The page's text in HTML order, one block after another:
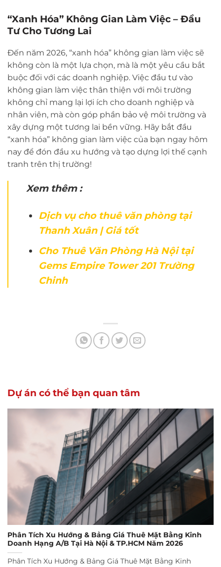
“Xanh Hóa” Không Gian Làm Việc – Đầu
Tư Cho Tương Lai
Đến năm 2026, “xanh hóa” không gian làm việc sẽ
không còn là một lựa chọn, mà là một yêu cầu bắt
buộc đối với các doanh nghiệp. Việc đầu tư vào
không gian làm việc thân thiện với môi trường
không chỉ mang lại lợi ích cho doanh nghiệp và
nhân viên, mà còn góp phần bảo vệ môi trường và
xây dựng một tương lai bền vững. Hãy bắt đầu
“xanh hóa” không gian làm việc của bạn ngay hôm
nay để đón đầu xu hướng và tạo dựng lợi thế cạnh
tranh trên thị trường!
Xem thêm :
Dịch vụ cho thuê văn phòng tại
Thanh Xuân | Giá tốt
Cho Thuê Văn Phòng Hà Nội tại
Gems Empire Tower 201 Trường
Chinh
Dự án có thể bạn quan tâm
Phân Tích Xu Hướng & Bảng Giá Thuê Mặt Bằng Kinh
Doanh Hạng A/B Tại Hà Nội & TP.HCM Năm 2026
Phân Tích Xu Hướng & Bảng Giá Thuê Mặt Bằng Kinh